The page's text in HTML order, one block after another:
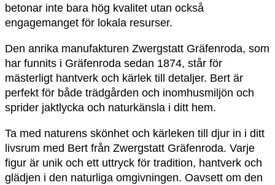
betonar inte bara hög kvalitet utan också
engagemanget för lokala resurser.
Den anrika manufakturen Zwergstatt Gräfenroda, som
har funnits i Gräfenroda sedan 1874, står för
mästerligt hantverk och kärlek till detaljer. Bert är
perfekt för både trädgården och inomhusmiljön och
sprider jaktlycka och naturkänsla i ditt hem.
Ta med naturens skönhet och kärleken till djur in i ditt
livsrum med Bert från Zwergstatt Gräfenroda. Varje
figur är unik och ett uttryck för tradition, hantverk och
glädjen i den naturliga omgivningen. Oavsett om den